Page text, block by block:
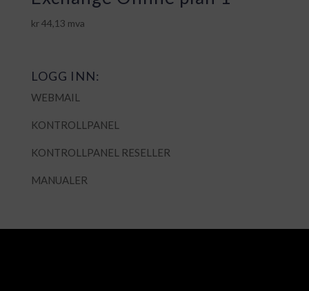
kr44,13 mva
LOGG INN:
WEBMAIL
KONTROLLPANEL
KONTROLLPANEL RESELLER
MANUALER